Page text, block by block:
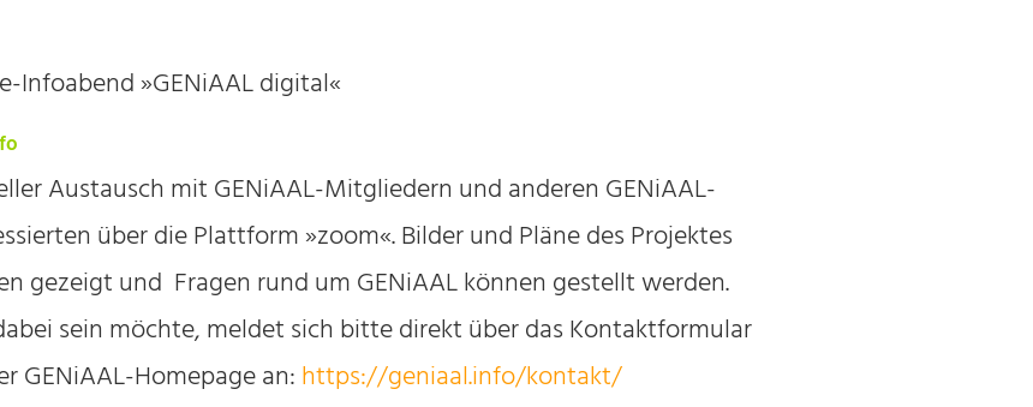
Infoabend »GENiAAL digital«
Austausch mit GENiAAL-Mitgliedern und anderen GENiAAL-
über die Plattform »zoom«. Bilder und Pläne des Projektes
gezeigt und Fragen rund um GENiAAL können gestellt werden.
sein möchte, meldet sich bitte direkt über das Kontaktformular
GENiAAL-Homepage an:https://geniaal.info/kontakt/